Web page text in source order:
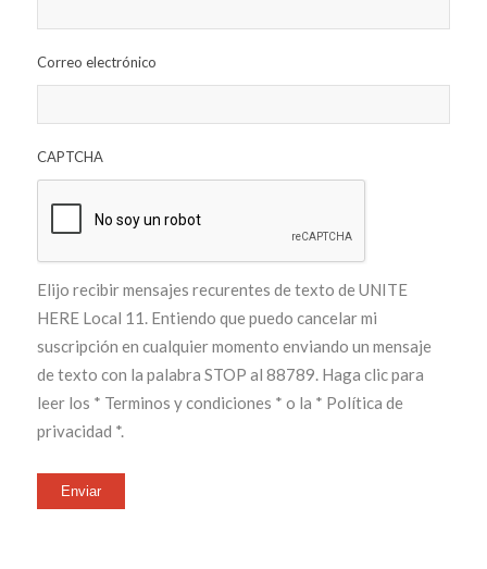
Correo electrónico
CAPTCHA
Elijo recibir mensajes recurentes de texto de UNITE
HERE Local 11. Entiendo que puedo cancelar mi
suscripción en cualquier momento enviando un mensaje
de texto con la palabra STOP al 88789. Haga clic para
leer los * Terminos y condiciones * o la * Política de
privacidad *.
Enviar